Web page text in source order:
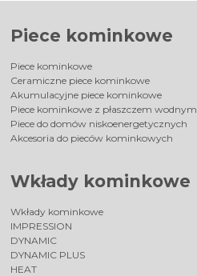
Piece kominkowe
Piece kominkowe
Ceramiczne piece kominkowe
Akumulacyjne piece kominkowe
Piece kominkowe z płaszczem wodnym
Piece do domów niskoenergetycznych
Akcesoria do pieców kominkowych
Wkłady kominkowe
Wkłady kominkowe
IMPRESSION
DYNAMIC
DYNAMIC PLUS
HEAT